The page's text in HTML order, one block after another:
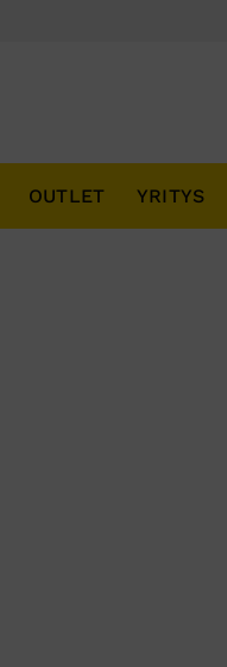
OUTLET YRITYS